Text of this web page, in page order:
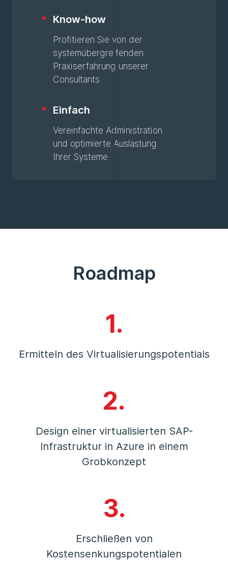
Know-how
Profitieren Sie von der
systemübergreifenden
Praxiserfahrung unserer
Consultants
Einfach
Vereinfachte Administration
und optimierte Auslastung
Ihrer Systeme
Roadmap
1.
Ermitteln des Virtualisierungspotentials
2.
Design einer virtualisierten SAP-
Infrastruktur in Azure in einem
Grobkonzept
3.
Erschließen von
Kostensenkungspotentialen